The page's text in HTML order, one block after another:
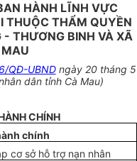
HÀNH LĨNH VỰC
THUỘC THẨM QUYỀN
- THƯƠNG BINH VÀ XÃ
QĐ-UBNDngày 20 tháng 5
dân tỉnh Cà Mau)
CHÍNH
chính
cơ sở hỗ trợ nạn nhân